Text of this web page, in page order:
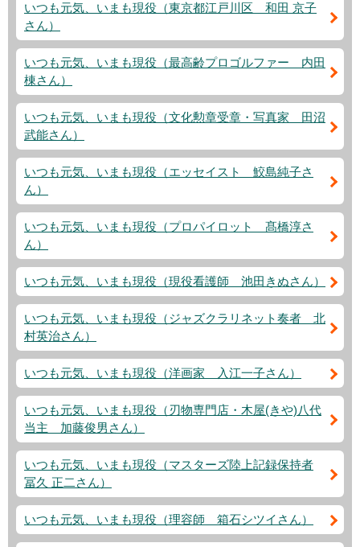
いつも元気、いまも現役（東京都江戸川区 和田 京子
さん）
いつも元気、いまも現役（最高齢プロゴルファー 内田
棟さん）
いつも元気、いまも現役（文化勲章受章・写真家 田沼
武能さん）
いつも元気、いまも現役（エッセイスト 鮫島純子さ
ん）
いつも元気、いまも現役（プロパイロット 髙橋淳さ
ん）
いつも元気、いまも現役（現役看護師 池田きぬさん）
いつも元気、いまも現役（ジャズクラリネット奏者 北
村英治さん）
いつも元気、いまも現役（洋画家 入江一子さん）
いつも元気、いまも現役（刃物専門店・木屋(きや)八代
当主 加藤俊男さん）
いつも元気、いまも現役（マスターズ陸上記録保持者
冨久 正二さん）
いつも元気、いまも現役（理容師 箱石シツイさん）